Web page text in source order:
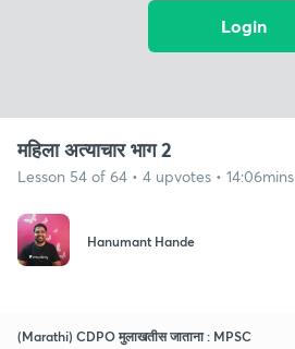
Login
महिला अत्याचार भाग 2
Lesson 54 of 64 • 4 upvotes • 14:06mins
Hanumant Hande
(Marathi) CDPO मुलाखतीस जाताना : MPSC